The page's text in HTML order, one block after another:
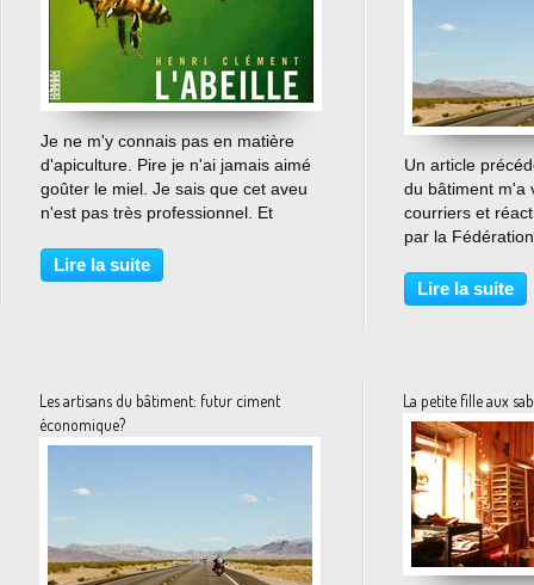
…
Je ne m'y connais pas en matière
d'apiculture. Pire je n'ai jamais aimé
goûter le miel. Je sais que cet aveu
n'est pas très professionnel. Et
critique littéraire qui vous annonce
une rentrée de piètre qualité, qu'il
Lire la suite
Un article
du bâtiment m'a
courriers et
par la
les prévisions
l'éco-
Lire la suite
Les artisans du bâtiment: futur ciment
économique?
La petite fille aux